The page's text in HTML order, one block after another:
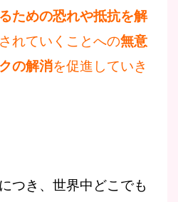
ための恐れや抵抗を解
れていくことへの無意
の解消を促進していき
つき、世界中どこでも